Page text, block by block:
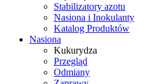
Stabilizatory azotu
Nasiona i Inokulanty
Katalog Produktów
Nasiona
Kukurydza
Przegląd
Odmiany